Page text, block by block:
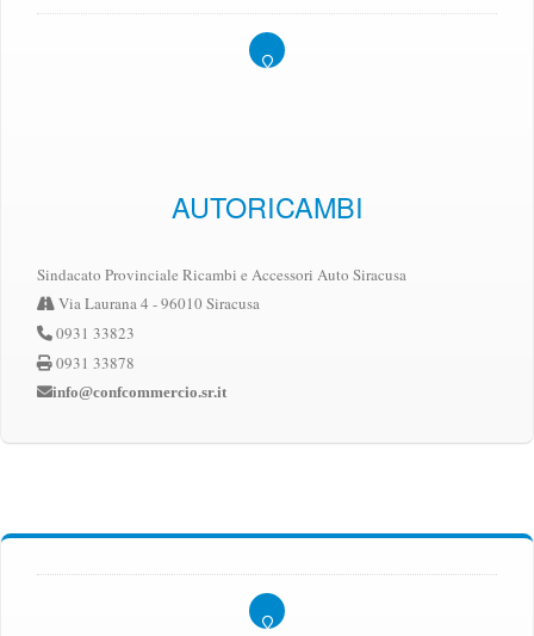
AUTORICAMBI
Sindacato Provinciale Ricambi e Accessori Auto Siracusa
Via Laurana 4 - 96010 Siracusa
0931 33823
0931 33878
info@confcommercio.sr.it